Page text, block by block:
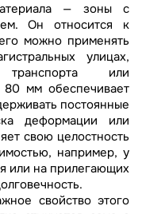
— зоны с
Он относится к
можно применять
улицах,
транспорта или
мм обеспечивает
постоянные
деформации или
свою целостность
например, у
или на прилегающих
свойство этого